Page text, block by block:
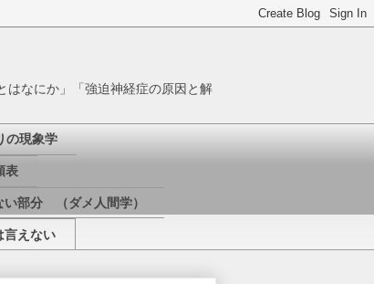
はなにか」「強迫神経症の原因と解
の現象学
表
い部分 （ダメ人間学）
言えない